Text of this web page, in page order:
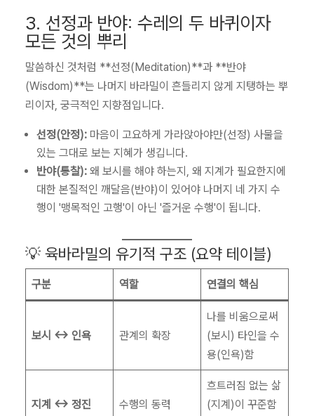
3. 선정과 반야: 수레의 두 바퀴이자
모든 것의 뿌리
말씀하신 것처럼 **선정(Meditation)**과 **반야
(Wisdom)**는 나머지 바라밀이 흔들리지 않게 지탱하는 뿌
리이자, 궁극적인 지향점입니다.
선정(안정): 마음이 고요하게 가라앉아야만(선정) 사물을
있는 그대로 보는 지혜가 생깁니다.
반야(통찰): 왜 보시를 해야 하는지, 왜 지계가 필요한지에
대한 본질적인 깨달음(반야)이 있어야 나머지 네 가지 수
행이 '맹목적인 고행'이 아닌 '즐거운 수행'이 됩니다.
💡 육바라밀의 유기적 구조 (요약 테이블)
구분 역할 연결의 핵심
보시 ↔ 인욕 관계의 확장
나를 비움으로써
(보시) 타인을 수
용(인욕)함
지계 ↔ 정진 수행의 동력
흐트러짐 없는 삶
(지계)이 꾸준함